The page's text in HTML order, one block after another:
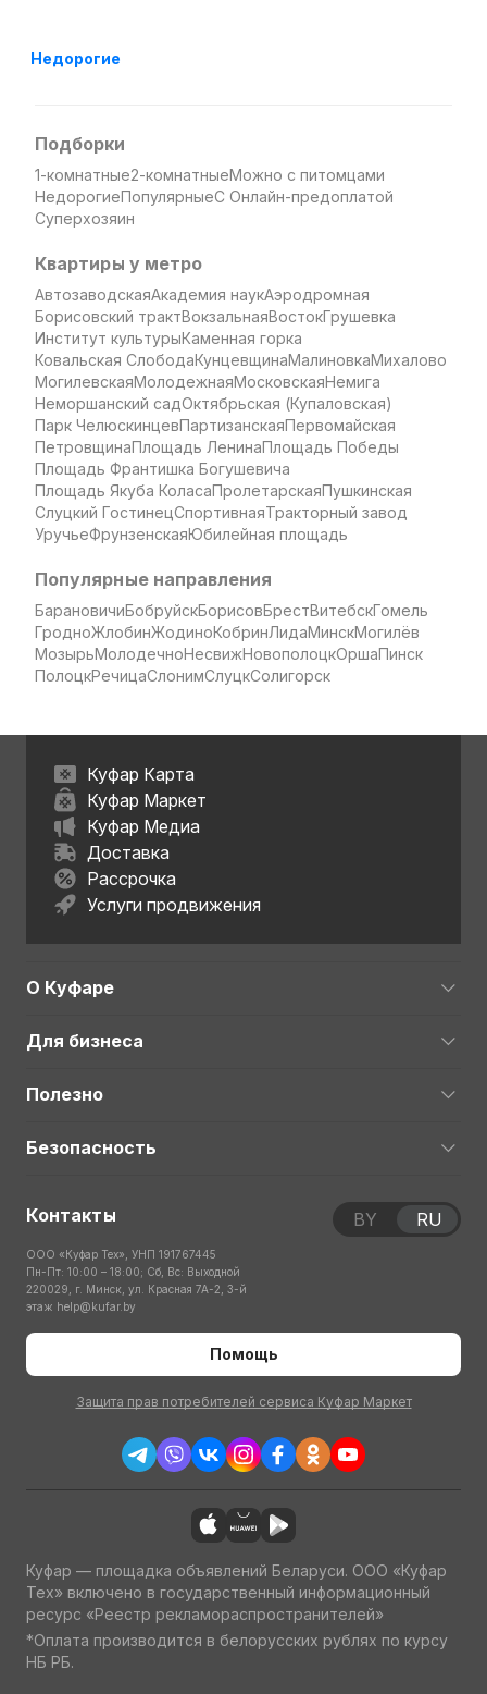
Недорогие
Подборки
1-комнатные2-комнатныеМожно с питомцами
НедорогиеПопулярныеС Онлайн-предоплатой
Суперхозяин
Квартиры у метро
АвтозаводскаяАкадемия наукАэродромная
Борисовский трактВокзальнаяВостокГрушевка
Институт культурыКаменная горка
Ковальская СлободаКунцевщинаМалиновкаМихалово
МогилевскаяМолодежнаяМосковскаяНемига
Неморшанский садОктябрьская (Купаловская)
Парк ЧелюскинцевПартизанскаяПервомайская
ПетровщинаПлощадь ЛенинаПлощадь Победы
Площадь Франтишка Богушевича
Площадь Якуба КоласаПролетарскаяПушкинская
Слуцкий ГостинецСпортивнаяТракторный завод
УручьеФрунзенскаяЮбилейная площадь
Популярные направления
БарановичиБобруйскБорисовБрестВитебскГомель
ГродноЖлобинЖодиноКобринЛидаМинскМогилёв
МозырьМолодечноНесвижНовополоцкОршаПинск
ПолоцкРечицаСлонимСлуцкСолигорск
Куфар Карта
Куфар Маркет
Куфар Медиа
Доставка
Рассрочка
Услуги продвижения
О Куфаре
Для бизнеса
Полезно
Безопасность
Контакты
ООО «Куфар Тех», УНП 191767445
Пн-Пт: 10:00 – 18:00; Сб, Вс: Выходной
220029, г. Минск, ул. Красная 7А-2, 3-й
этаж help@kufar.by
Помощь
Защита прав потребителей сервиса Куфар Маркет
BY RU
Куфар — площадка объявлений Беларуси. ООО «Куфар
Тех» включено в государственный информационный
ресурс «Реестр рекламораспространителей»
*Оплата производится в белорусских рублях по курсу
НБ РБ.